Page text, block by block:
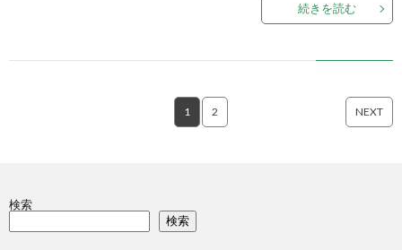
続きを読む
1 2 NEXT
検索
検索